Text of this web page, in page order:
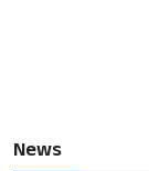
News